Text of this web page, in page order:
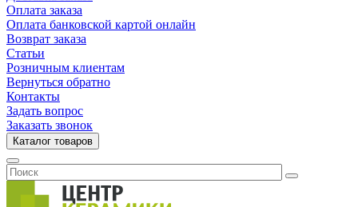
Оплата заказа
Оплата банковской картой онлайн
Возврат заказа
Статьи
Розничным клиентам
Вернуться обратно
Контакты
Задать вопрос
Заказать звонок
Каталог товаров